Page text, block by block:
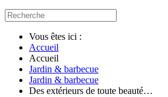
Vous êtes ici :
Accueil
Accueil
Jardin & barbecue
Jardin & barbecue
Des extérieurs de toute beauté…